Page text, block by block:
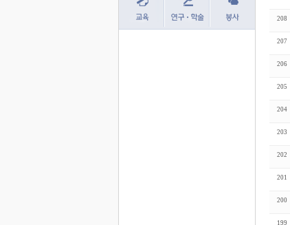
208
207
206
205
204
203
202
201
200
199